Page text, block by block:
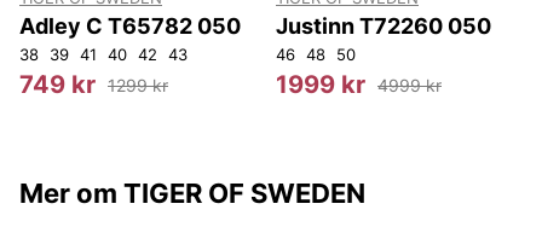
Adley C T65782 050
38 39 41 40 42 43
749 kr 1299 kr
Justinn T72260 050
46 48 50
1999 kr 4999 kr
Mer om TIGER OF SWEDEN